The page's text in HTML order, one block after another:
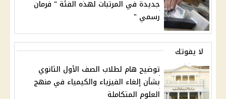
جديدة في المرتبات لهذه الفئة " فرمان
رسمي "
لا يفوتك
توضيح هام لطلاب الصف الأول الثانوي
بشأن إلغاء الفيزياء والكيمياء في منهج
العلوم المتكاملة